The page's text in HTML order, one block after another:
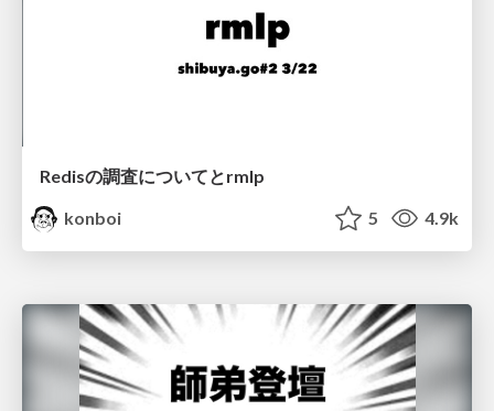
Redisの調査についてとrmlp
konboi
5 4.9k